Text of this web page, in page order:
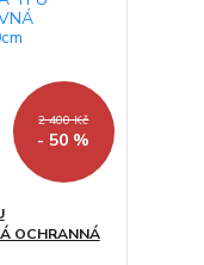
2 400 Kč
- 50 %
OCHRANNÁ